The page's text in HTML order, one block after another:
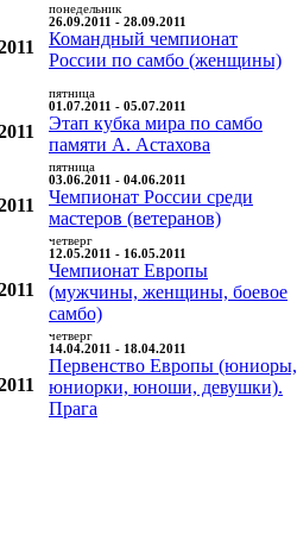
понедельник
26.09.2011 - 28.09.2011
Командный чемпионат
России по самбо (женщины)
пятница
01.07.2011 - 05.07.2011
Этап кубка мира по самбо
памяти А. Астахова
пятница
03.06.2011 - 04.06.2011
Чемпионат России среди
мастеров (ветеранов)
четверг
12.05.2011 - 16.05.2011
Чемпионат Европы
(мужчины, женщины, боевое
самбо)
четверг
14.04.2011 - 18.04.2011
Первенство Европы (юниоры,
юниорки, юноши, девушки).
Прага